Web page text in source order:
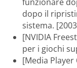
dopo il
sistema.
[NVIDIA
per i giochi
[Media Player